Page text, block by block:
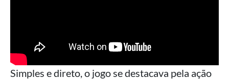
Simples e direto, o jogo se destacava pela ação